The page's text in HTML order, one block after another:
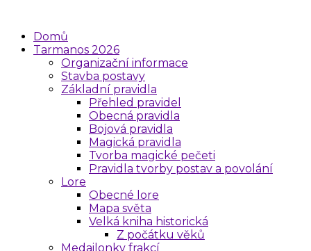
Domů
Tarmanos 2026
Organizační informace
Stavba postavy
Základní pravidla
Přehled pravidel
Obecná pravidla
Bojová pravidla
Magická pravidla
Tvorba magické pečeti
Pravidla tvorby postav a povolání
Lore
Obecné lore
Mapa světa
Velká kniha historická
Z počátku věků
Medailonky frakcí